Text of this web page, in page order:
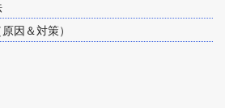
因＆対策）